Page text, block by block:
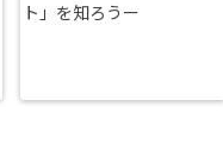
ト」を知ろうー